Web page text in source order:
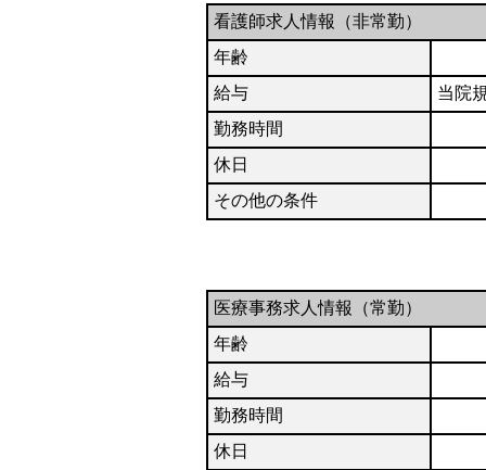
看護師求人情報（非常勤）
年齢
給与
当院
勤務時間
休日
その他の条件
医療事務求人情報（常勤）
年齢
給与
勤務時間
休日